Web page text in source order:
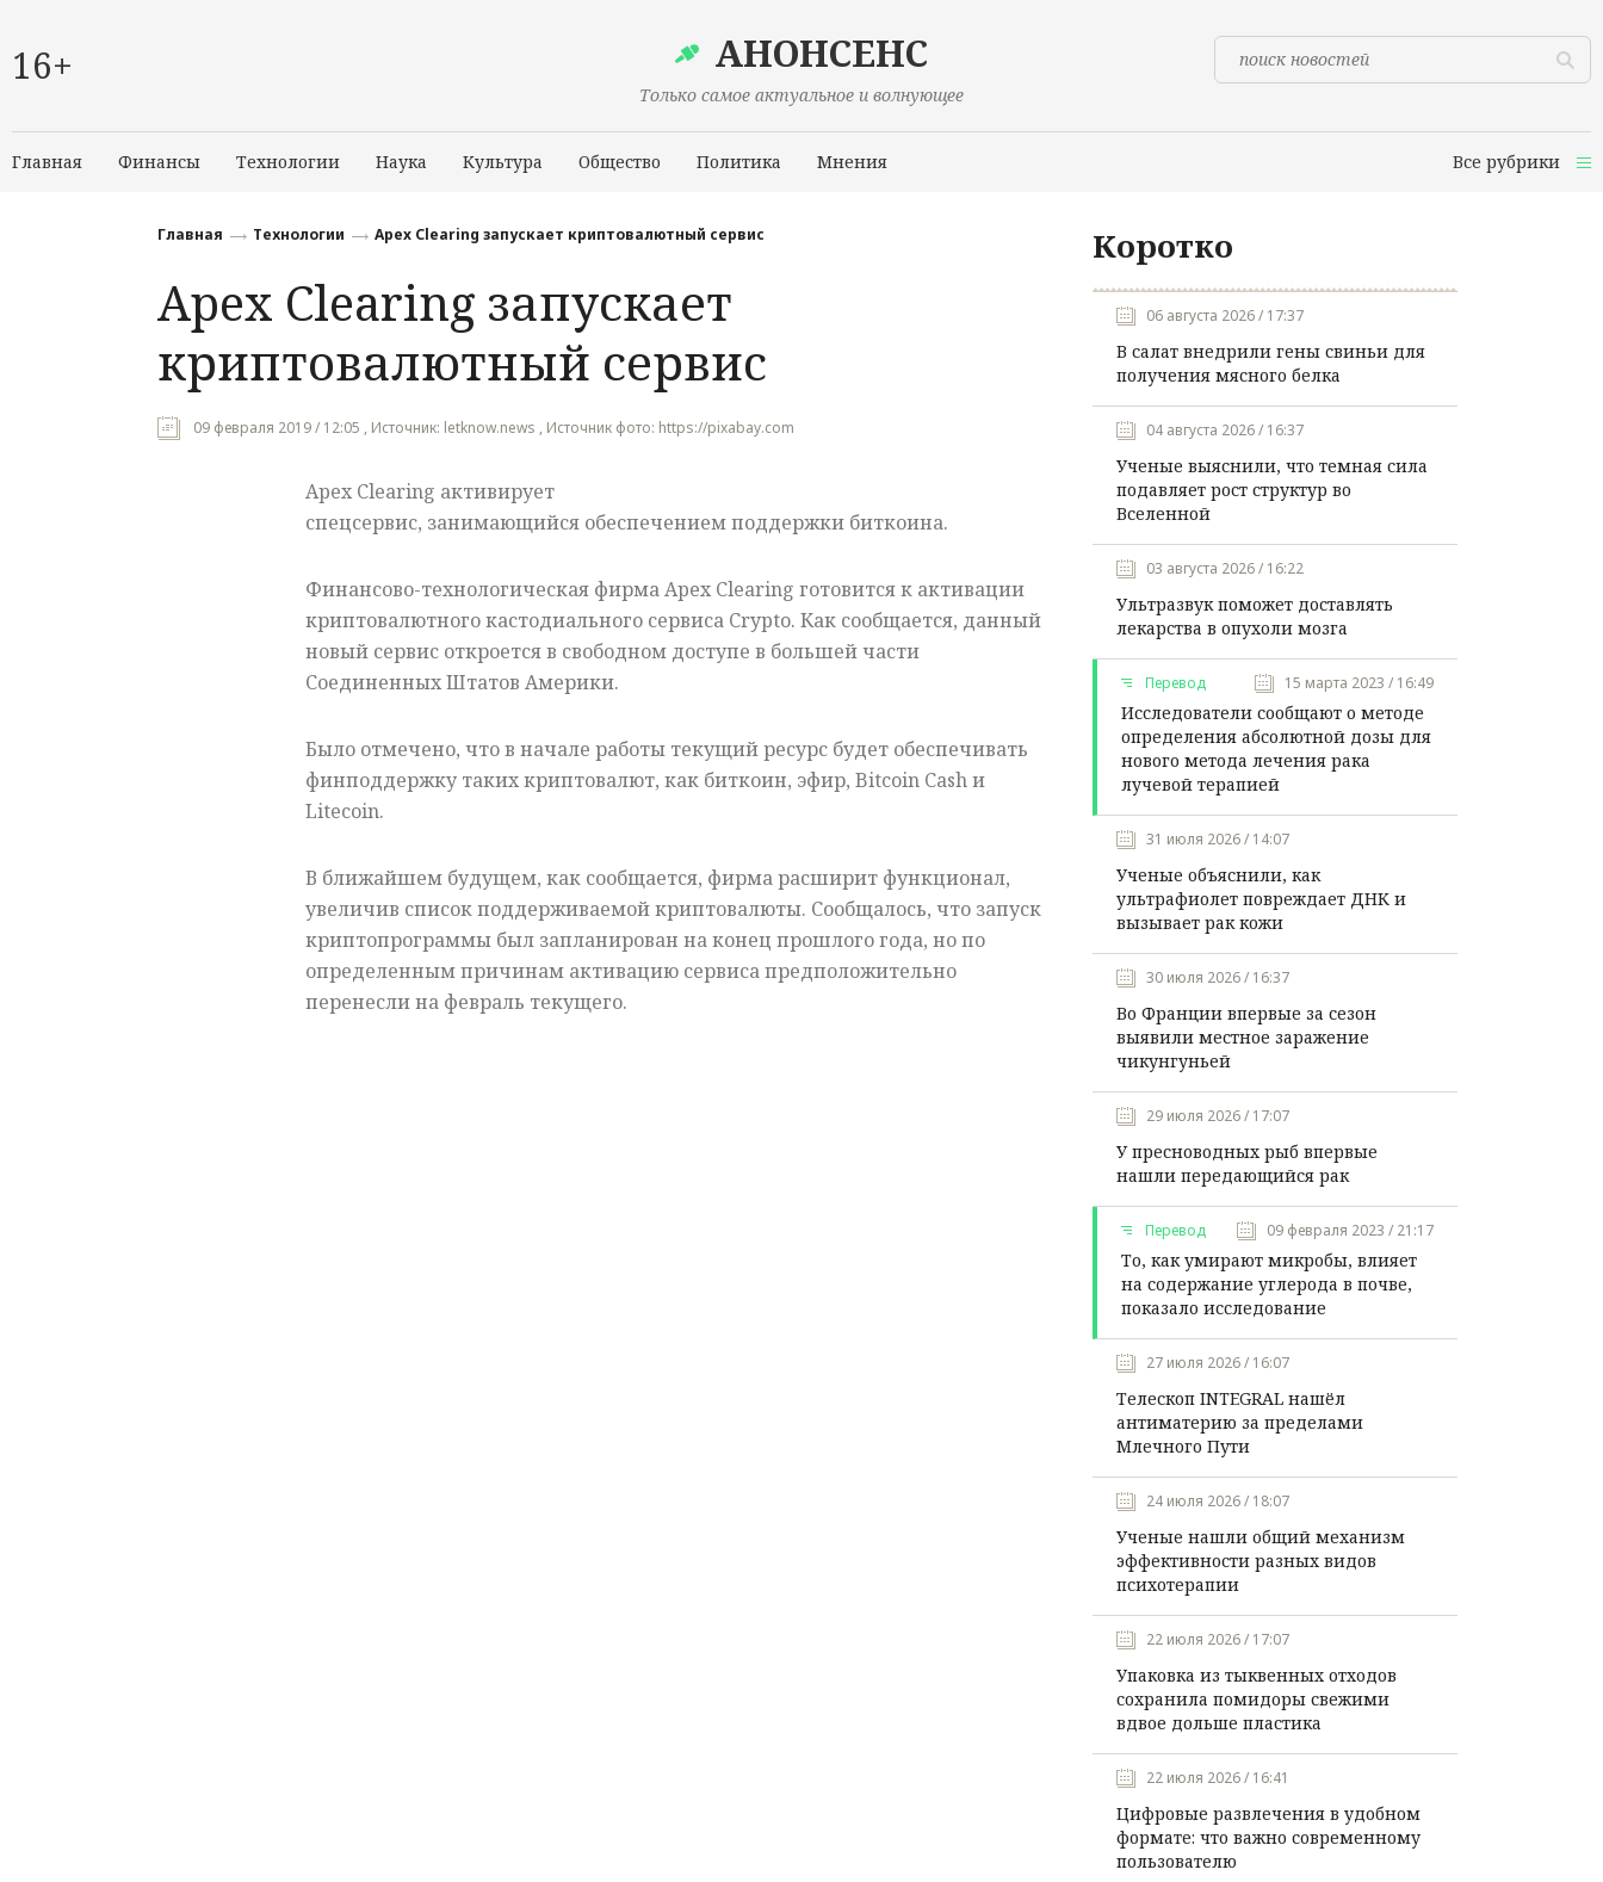
16+ АНОНСЕНС
Только самое актуальное и волнующее
Главная Финансы Технологии Наука Культура Общество Политика Мнения Все рубрики
Происшествия
Главная Технологии Apex Clearing запускает криптовалютный сервис
Apex Clearing запускает
криптовалютный сервис
09 февраля 2019 / 12:05 , Источник: letknow.news , Источник фото: https://pixabay.com
Apex Clearing активирует
спецсервис, занимающийся обеспечением поддержки биткоина.
Финансово-технологическая фирма Apex Clearing готовится к активации
криптовалютного кастодиального сервиса Crypto. Как сообщается, данный
новый сервис откроется в свободном доступе в большей части
Соединенных Штатов Америки.
Было отмечено, что в начале работы текущий ресурс будет обеспечивать
финподдержку таких криптовалют, как биткоин, эфир, Bitcoin Cash и
Litecoin.
В ближайшем будущем, как сообщается, фирма расширит функционал,
увеличив список поддерживаемой криптовалюты. Сообщалось, что запуск
криптопрограммы был запланирован на конец прошлого года, но по
определенным причинам активацию сервиса предположительно
перенесли на февраль текущего.
Коротко
06 августа 2026 / 17:37
В салат внедрили гены свиньи для
получения мясного белка
04 августа 2026 / 16:37
Ученые выяснили, что темная сила
подавляет рост структур во
Вселенной
03 августа 2026 / 16:22
Ультразвук поможет доставлять
лекарства в опухоли мозга
Перевод 15 марта 2023 / 16:49
Исследователи сообщают о методе
определения абсолютной дозы для
нового метода лечения рака
лучевой терапией
31 июля 2026 / 14:07
Ученые объяснили, как
ультрафиолет повреждает ДНК и
вызывает рак кожи
30 июля 2026 / 16:37
Во Франции впервые за сезон
выявили местное заражение
чикунгуньей
29 июля 2026 / 17:07
У пресноводных рыб впервые
нашли передающийся рак
Перевод 09 февраля 2023 / 21:17
То, как умирают микробы, влияет
на содержание углерода в почве,
показало исследование
27 июля 2026 / 16:07
Телескоп INTEGRAL нашёл
антиматерию за пределами
Млечного Пути
24 июля 2026 / 18:07
Ученые нашли общий механизм
эффективности разных видов
психотерапии
22 июля 2026 / 17:07
Упаковка из тыквенных отходов
сохранила помидоры свежими
вдвое дольше пластика
22 июля 2026 / 16:41
Цифровые развлечения в удобном
формате: что важно современному
пользователю